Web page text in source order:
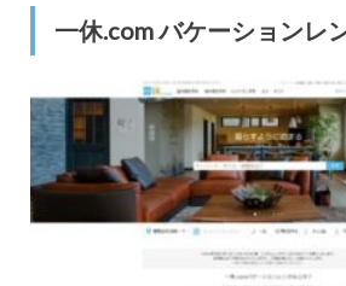
一休.com バケーションレ